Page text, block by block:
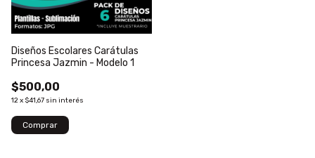
Diseños Escolares Carátulas
Princesa Jazmin - Modelo 1
$500,00
12x $41,67 sin interés